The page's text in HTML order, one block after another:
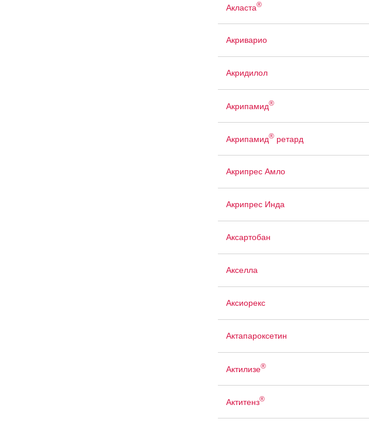
Акласта®
Акриварио
Акридилол
Акрипамид®
Акрипамид®ретард
Акрипрес Амло
Акрипрес Инда
Аксартобан
Акселла
Аксиорекс
Актапароксетин
Актилизе®
Актитенз®